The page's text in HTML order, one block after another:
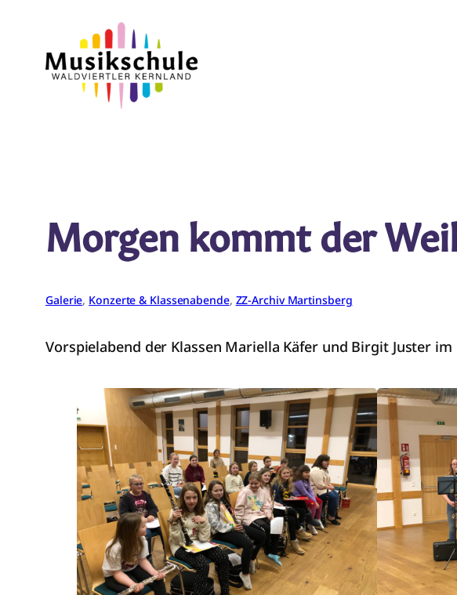
springen
Morgen kommt der
Galerie, Konzerte & Klassenabende, ZZ-Archiv Martinsberg
Vorspielabend der Klassen Mariella Käfer und Birgit Juster